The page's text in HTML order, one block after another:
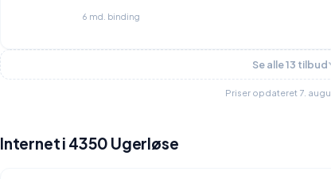
6 md. binding
Se alle 13 tilbud
Priser opdateret 7.
Internet i 4350 Ugerløse